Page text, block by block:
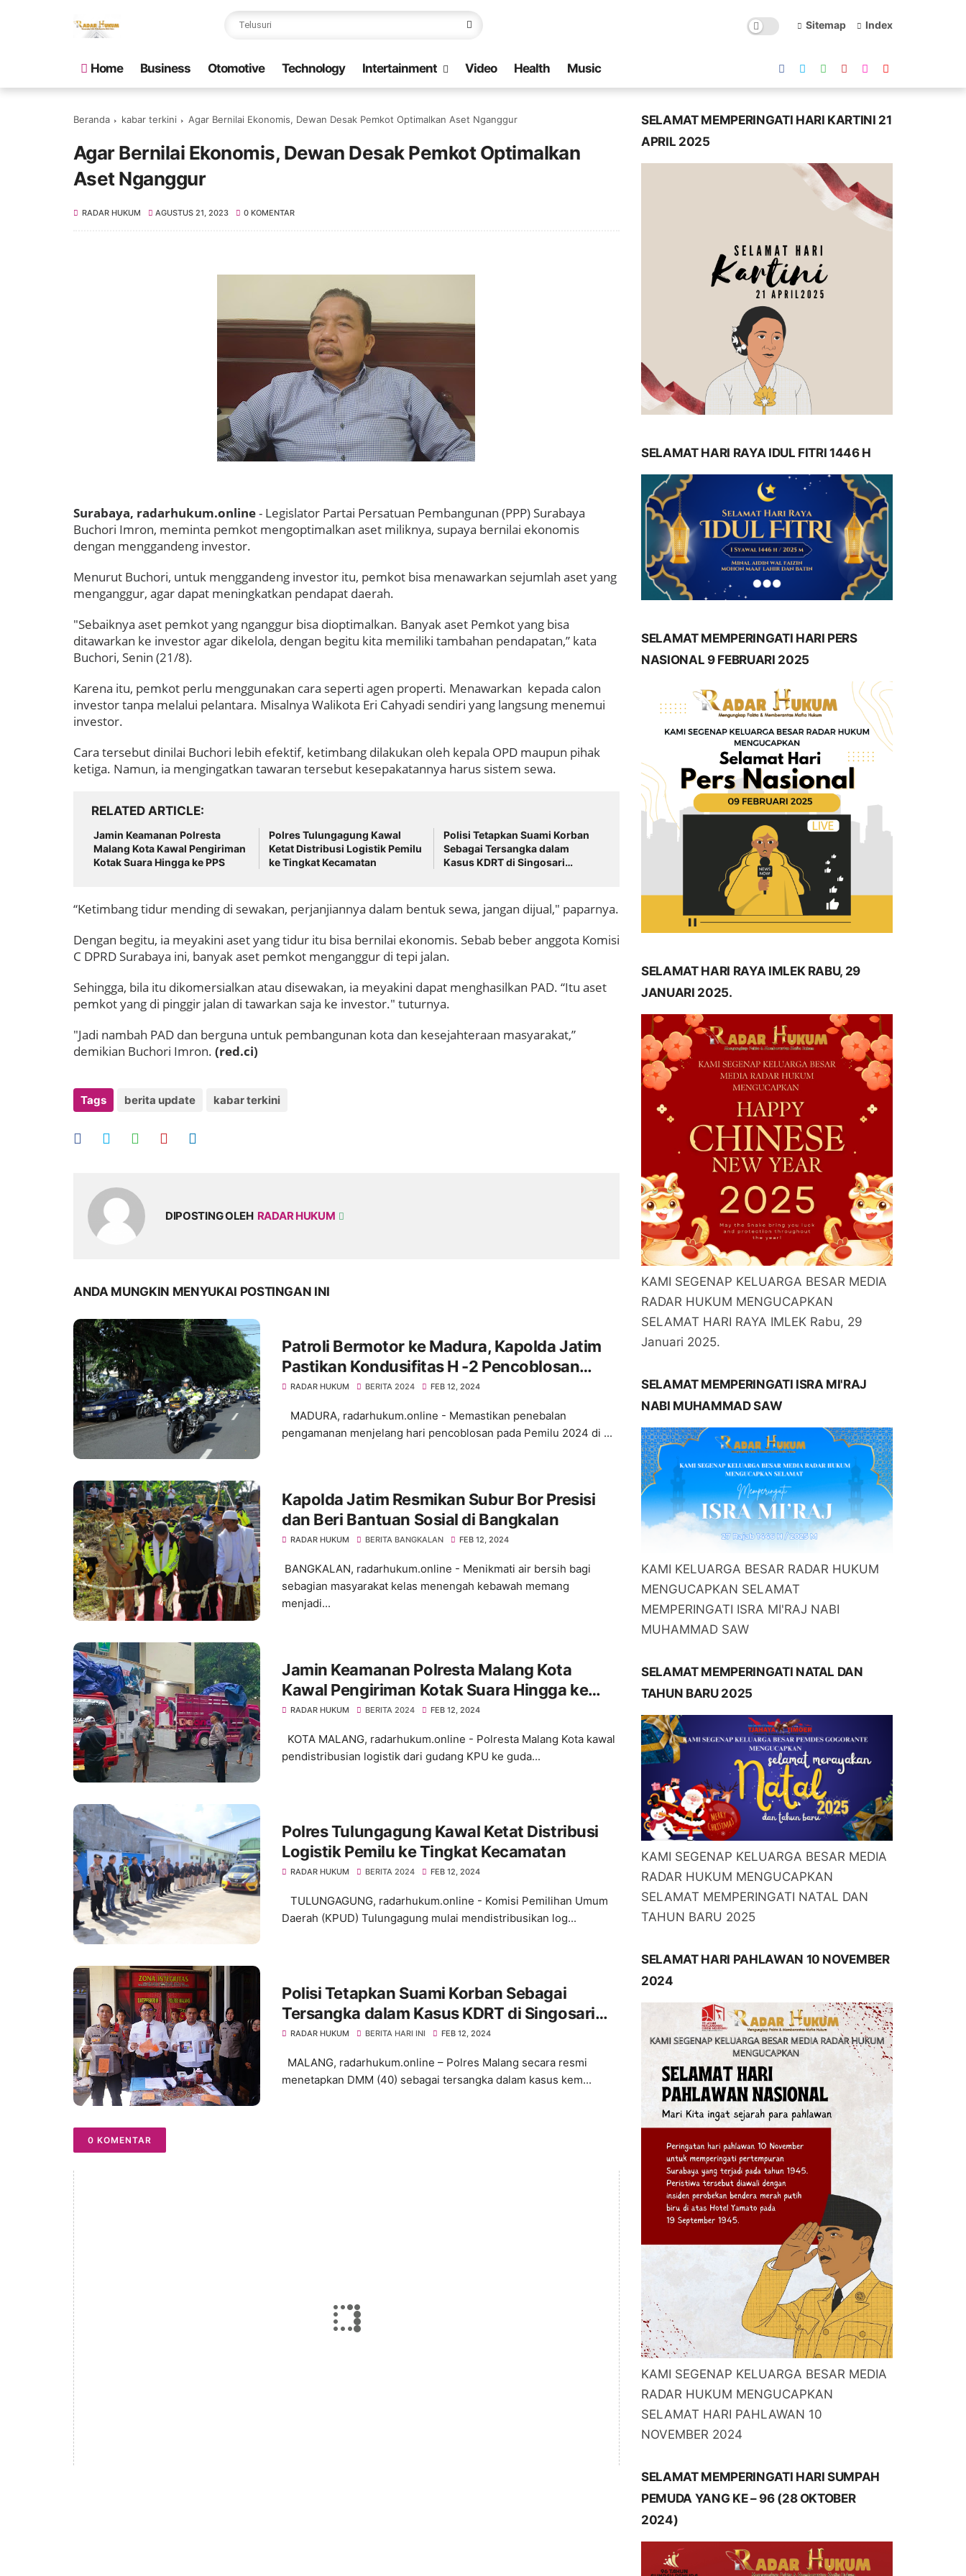
Sitemap Index
Home Business Otomotive Technology Intertainment Video Health Music
Beranda kabar terkini Agar Bernilai Ekonomis, Dewan Desak Pemkot Optimalkan Aset Nganggur
Agar Bernilai Ekonomis, Dewan Desak Pemkot Optimalkan
Aset Nganggur
RADAR HUKUM AGUSTUS 21, 2023 0 KOMENTAR
Surabaya, radarhukum.online- Legislator Partai Persatuan Pembangunan (PPP) Surabaya
Buchori Imron, meminta pemkot mengoptimalkan aset miliknya, supaya bernilai ekonomis
dengan menggandeng investor.
Menurut Buchori, untuk menggandeng investor itu, pemkot bisa menawarkan sejumlah aset yang
menganggur, agar dapat meningkatkan pendapat daerah.
"Sebaiknya aset pemkot yang nganggur bisa dioptimalkan. Banyak aset Pemkot yang bisa
ditawarkan ke investor agar dikelola, dengan begitu kita memiliki tambahan pendapatan,” kata
Buchori, Senin (21/8).
Karena itu, pemkot perlu menggunakan cara seperti agen properti. Menawarkan kepada calon
investor tanpa melalui pelantara. Misalnya Walikota Eri Cahyadi sendiri yang langsung menemui
investor.
Cara tersebut dinilai Buchori lebih efektif, ketimbang dilakukan oleh kepala OPD maupun pihak
ketiga. Namun, ia mengingatkan tawaran tersebut kesepakatannya harus sistem sewa.
RELATED ARTICLE
Jamin Keamanan Polresta
Malang Kota Kawal Pengiriman
Kotak Suara Hingga ke PPS
Polres Tulungagung Kawal
Ketat Distribusi Logistik Pemilu
ke Tingkat Kecamatan
Polisi Tetapkan Suami Korban
Sebagai Tersangka dalam
Kasus KDRT di Singosari
“Ketimbang tidur mending di sewakan, perjanjiannya dalam bentuk sewa, jangan dijual," paparnya.
Dengan begitu, ia meyakini aset yang tidur itu bisa bernilai ekonomis. Sebab beber anggota Komisi
C DPRD Surabaya ini, banyak aset pemkot menganggur di tepi jalan.
Sehingga, bila itu dikomersialkan atau disewakan, ia meyakini dapat menghasilkan PAD. “Itu aset
pemkot yang di pinggir jalan di tawarkan saja ke investor." tuturnya.
"Jadi nambah PAD dan berguna untuk pembangunan kota dan kesejahteraan masyarakat,”
demikian Buchori Imron. (red.ci)
Tags berita update kabar terkini
DIPOSTING OLEH RADAR HUKUM
ANDA MUNGKIN MENYUKAI POSTINGAN INI
Patroli Bermotor ke Madura, Kapolda Jatim
Pastikan Kondusifitas H -2 Pencoblosan
Pemilu 2024
RADAR HUKUM BERITA 2024 FEB 12, 2024
MADURA, radarhukum.online - Memastikan penebalan
pengamanan menjelang hari pencoblosan pada Pemilu 2024 di ...
Kapolda Jatim Resmikan Subur Bor Presisi
dan Beri Bantuan Sosial di Bangkalan
RADAR HUKUM BERITA BANGKALAN FEB 12, 2024
BANGKALAN, radarhukum.online - Menikmati air bersih bagi
sebagian masyarakat kelas menengah kebawah memang
menjadi...
Jamin Keamanan Polresta Malang Kota
Kawal Pengiriman Kotak Suara Hingga ke
PPS
RADAR HUKUM BERITA 2024 FEB 12, 2024
KOTA MALANG, radarhukum.online - Polresta Malang Kota kawal
pendistribusian logistik dari gudang KPU ke guda...
Polres Tulungagung Kawal Ketat Distribusi
Logistik Pemilu ke Tingkat Kecamatan
RADAR HUKUM BERITA 2024 FEB 12, 2024
TULUNGAGUNG, radarhukum.online - Komisi Pemilihan Umum
Daerah (KPUD) Tulungagung mulai mendistribusikan log...
Polisi Tetapkan Suami Korban Sebagai
Tersangka dalam Kasus KDRT di Singosari
Malang
RADAR HUKUM BERITA HARI INI FEB 12, 2024
MALANG, radarhukum.online – Polres Malang secara resmi
menetapkan DMM (40) sebagai tersangka dalam kasus kem...
0 KOMENTAR
SELAMAT MEMPERINGATI HARI KARTINI 21
APRIL 2025
SELAMAT HARI RAYA IDUL FITRI 1446 H
SELAMAT MEMPERINGATI HARI PERS
NASIONAL 9 FEBRUARI 2025
SELAMAT HARI RAYA IMLEK RABU, 29
JANUARI 2025.
KAMI SEGENAP KELUARGA BESAR MEDIA
RADAR HUKUM MENGUCAPKAN
SELAMAT HARI RAYA IMLEK Rabu, 29
Januari 2025.
SELAMAT MEMPERINGATI ISRA MI'RAJ
NABI MUHAMMAD SAW
KAMI KELUARGA BESAR RADAR HUKUM
MENGUCAPKAN SELAMAT
MEMPERINGATI ISRA MI'RAJ NABI
MUHAMMAD SAW
SELAMAT MEMPERINGATI NATAL DAN
TAHUN BARU 2025
KAMI SEGENAP KELUARGA BESAR MEDIA
RADAR HUKUM MENGUCAPKAN
SELAMAT MEMPERINGATI NATAL DAN
TAHUN BARU 2025
SELAMAT HARI PAHLAWAN 10 NOVEMBER
2024
KAMI SEGENAP KELUARGA BESAR MEDIA
RADAR HUKUM MENGUCAPKAN
SELAMAT HARI PAHLAWAN 10
NOVEMBER 2024
SELAMAT MEMPERINGATI HARI SUMPAH
PEMUDA YANG KE – 96 (28 OKTOBER
2024)